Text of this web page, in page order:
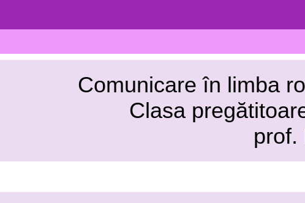
Comunicare în limba
Clasa
Mînecuță